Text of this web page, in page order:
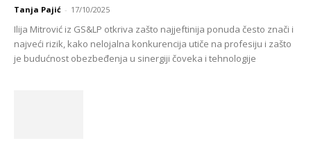
Tanja Pajić - 17/10/2025
Ilija Mitrović iz GS&LP otkriva zašto najjeftinija ponuda često znači i
najveći rizik, kako nelojalna konkurencija utiče na profesiju i zašto
je budućnost obezbeđenja u sinergiji čoveka i tehnologije